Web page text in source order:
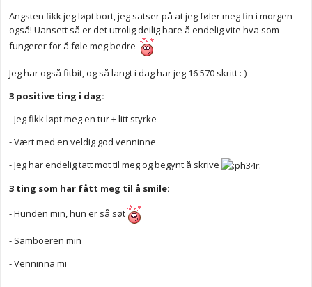
Angsten fikk jeg løpt bort, jeg satser på at jeg føler meg fin i morgen
også! Uansett så er det utrolig deilig bare å endelig vite hva som
fungerer for å føle meg bedre
Jeg har også fitbit, og så langt i dag har jeg 16 570 skritt :-)
3 positive ting i dag:
- Jeg fikk løpt meg en tur + litt styrke
- Vært med en veldig god venninne
- Jeg har endelig tatt mot til meg og begynt å skrive
3 ting som har fått meg til å smile:
- Hunden min, hun er så søt
- Samboeren min
- Venninna mi